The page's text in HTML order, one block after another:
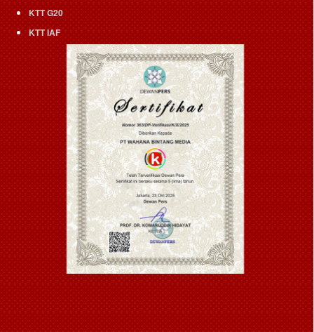
KTT G20
KTT IAF